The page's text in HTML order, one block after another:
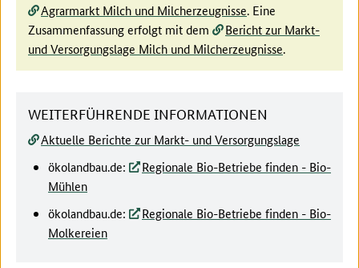
Agrarmarkt Milch und Milcherzeugnisse. Eine
Zusammenfassung erfolgt mit dem
Bericht zur Markt-
und Versorgungslage Milch und Milcherzeugnisse.
WEITERFÜHRENDE INFORMATIONEN
Aktuelle Berichte zur Markt- und Versorgungslage
ökolandbau.de:
Regionale Bio-Betriebe finden - Bio-
Mühlen
ökolandbau.de:
Regionale Bio-Betriebe finden - Bio-
Molkereien